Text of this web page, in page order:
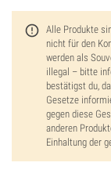
Alle Produkte
nicht für den
werden als
illegal – bitte
bestätigst du,
Gesetze
gegen diese
anderen
Einhaltung der